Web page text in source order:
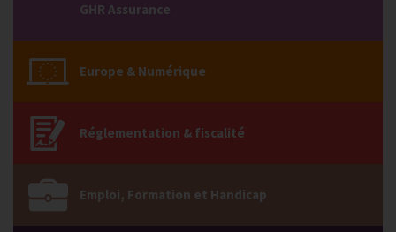
GHR Assurance
Europe & Numérique
Réglementation & fiscalité
Emploi, Formation et Handicap